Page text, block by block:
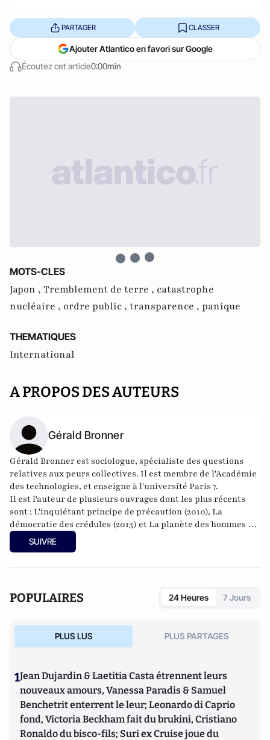
Écoutez cet article0:00min
PARTAGER CLASSER
Ajouter Atlantico en favori sur Google
MOTS-CLES
Japon , Tremblement de terre , catastrophe
nucléaire , ordre public , transparence , panique
THEMATIQUES
International
A PROPOS DES AUTEURS
Gérald Bronner
Gérald Bronner est sociologue, spécialiste des questions
relatives aux peurs collectives. Il est membre de l'Académie
des technologies, et enseigne à l'université Paris 7.
Il est l'auteur de plusieurs ouvrages dont les plus récents
sont : L'inquiétant principe de précaution (2010), La
démocratie des crédules (2013) etLa planète des hommes -
réenchanter le risque
SUIVRE
POPULAIRES 24 Heures 7 Jours
PLUS LUS PLUS PARTAGES
1Jean Dujardin & Laetitia Casta étrennent leurs
nouveaux amours, Vanessa Paradis & Samuel
Benchetrit enterrent le leur; Leonardo di Caprio
fond, Victoria Beckham fait du brukini, Cristiano
Ronaldo du bisco-fils; Suri ex Cruise joue du